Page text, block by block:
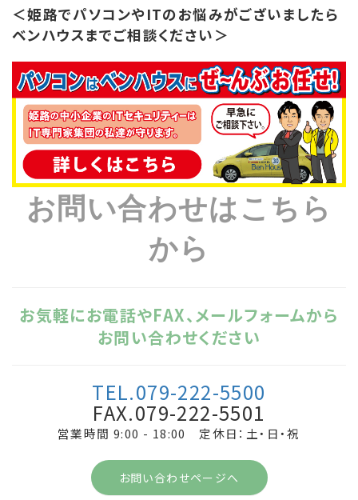
＜姫路でパソコンやITのお悩みがございましたら
ベンハウスまでご相談ください＞
お問い合わせはこちら
から
お気軽にお電話やFAX、メールフォームから
お問い合わせください
TEL.079-222-5500
FAX.079-222-5501
営業時間 9:00 - 18:00 定休日：土・日・祝
お問い合わせページへ